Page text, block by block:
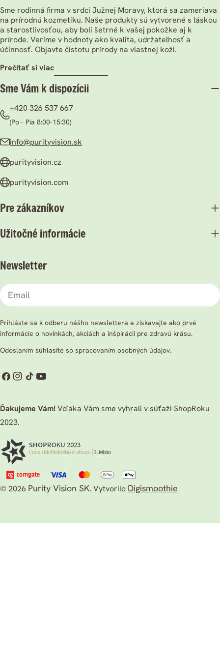
Sme rodinná firma v srdci Južnej Moravy, ktorá sa zameriava
na prírodnú kozmetiku. Naše produkty sú vytvorené s láskou
a starostlivosťou, aby boli šetrné k vašej pokožke aj k
prírode. Veríme v hodnoty ako kvalita, udržateľnosť a
účinnosť. Objavte čistotu prírody na vlastnej koži.
prečítať si viac
Sme Vám k dispozícii
+420 326 537 667
(Po - Pia 8:00-15:30)
info@purityvision.sk
purityvision.cz
purityvision.com
Pre zákazníkov
Užitočné informácie
Newsletter
Email
Prihláste sa k odberu nášho newslettera a získavajte ako prvé
informácie o novinkách, akciách a inšpirácii pre zdravú krásu.
Odoslaním súhlasíte so spracovaním osobných údajov.
Facebook
Instagram
TikTokYoutube
Ďakujeme Vám! Vďaka Vám sme vyhrali v súťaži ShopRoku
2023.
© 2026 Purity Vision SK. Vytvorilo Digismoothie